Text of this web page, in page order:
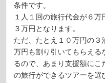
条件です。
１人１回の旅行代金が６
３万円となります。
ただ、たとえ１０万円の３
万円も割り引いてもらえる
るので、あまり支援額に
の旅行ができるツアーを選